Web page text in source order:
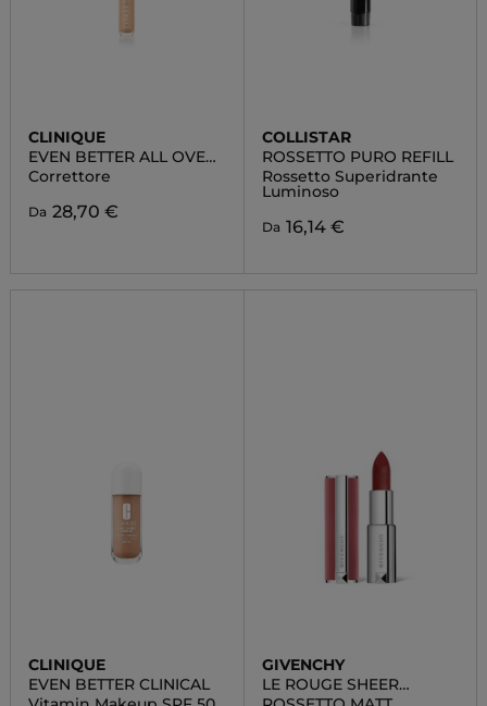
CLINIQUE
EVEN BETTER ALL OVER
CONCEALER + ERASER
Correttore
Da 28,70 €
COLLISTAR
ROSSETTO PURO REFILL
Rossetto Superidrante
Luminoso
Da 16,14 €
CLINIQUE
EVEN BETTER CLINICAL
GIVENCHY
LE ROUGE SHEER
VELVET